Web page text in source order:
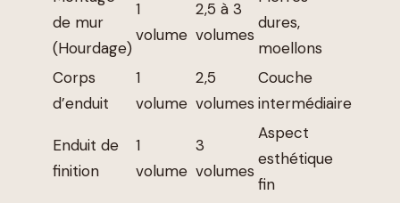
de mur
(Hourdage)
1
volume
2,5 à 3
volumes
dures,
moellons
Corps
d’enduit
1
volume
2,5
volumes
Couche
intermédiaire
Enduit de
finition
1
volume
3
volumes
Aspect
esthétique
fin